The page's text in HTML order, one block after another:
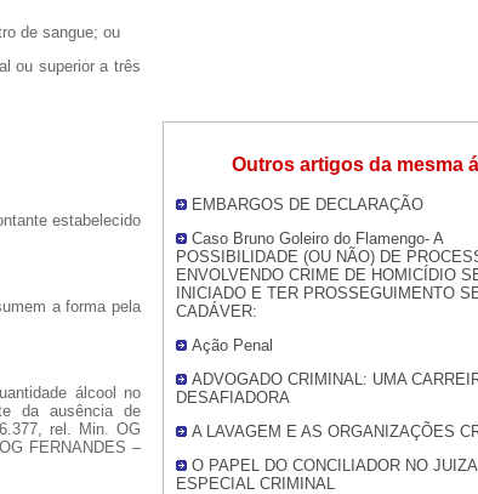
Outros artigos da mesma
EMBARGOS DE DECLARAÇÃO
Caso Bruno Goleiro do Flamengo- A
POSSIBILIDADE (OU NÃO) DE
ENVOLVENDO CRIME DE HOMICÍDIO
INICIADO E TER PROSSEGUIMENTO
CADÁVER:
Ação Penal
ADVOGADO CRIMINAL: UMA
DESAFIADORA
A LAVAGEM E AS ORGANIZAÇÕES
O PAPEL DO CONCILIADOR NO
ESPECIAL CRIMINAL
de sangue; ou
ou superior a três
estabelecido
a forma pela
álcool no
da ausência de
rel. Min. OG
FERNANDES –